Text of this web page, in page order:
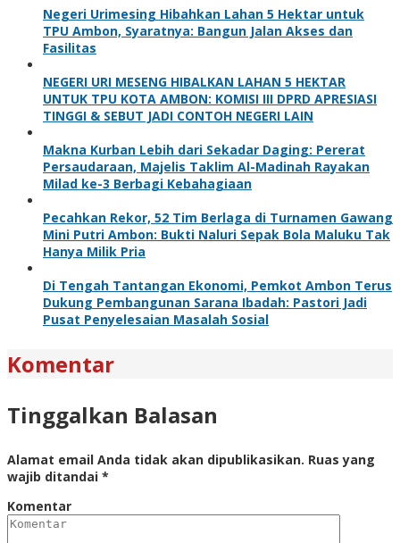
Negeri Urimesing Hibahkan Lahan 5 Hektar untuk
TPU Ambon, Syaratnya: Bangun Jalan Akses dan
Fasilitas
NEGERI URI MESENG HIBALKAN LAHAN 5 HEKTAR
UNTUK TPU KOTA AMBON: KOMISI III DPRD APRESIASI
TINGGI & SEBUT JADI CONTOH NEGERI LAIN
Makna Kurban Lebih dari Sekadar Daging: Pererat
Persaudaraan, Majelis Taklim Al-Madinah Rayakan
Milad ke-3 Berbagi Kebahagiaan
Pecahkan Rekor, 52 Tim Berlaga di Turnamen Gawang
Mini Putri Ambon: Bukti Naluri Sepak Bola Maluku Tak
Hanya Milik Pria
Di Tengah Tantangan Ekonomi, Pemkot Ambon Terus
Dukung Pembangunan Sarana Ibadah: Pastori Jadi
Pusat Penyelesaian Masalah Sosial
Komentar
Tinggalkan Balasan
Alamat email Anda tidak akan dipublikasikan. Ruas yang
wajib ditandai *
Komentar